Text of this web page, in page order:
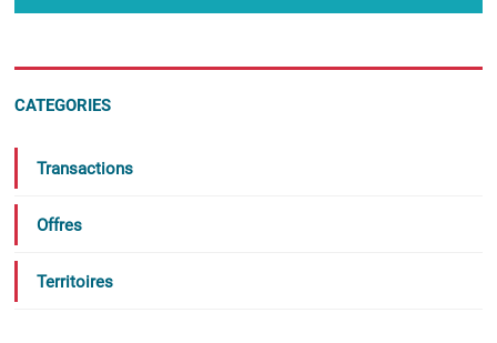
CATEGORIES
Transactions
Offres
Territoires